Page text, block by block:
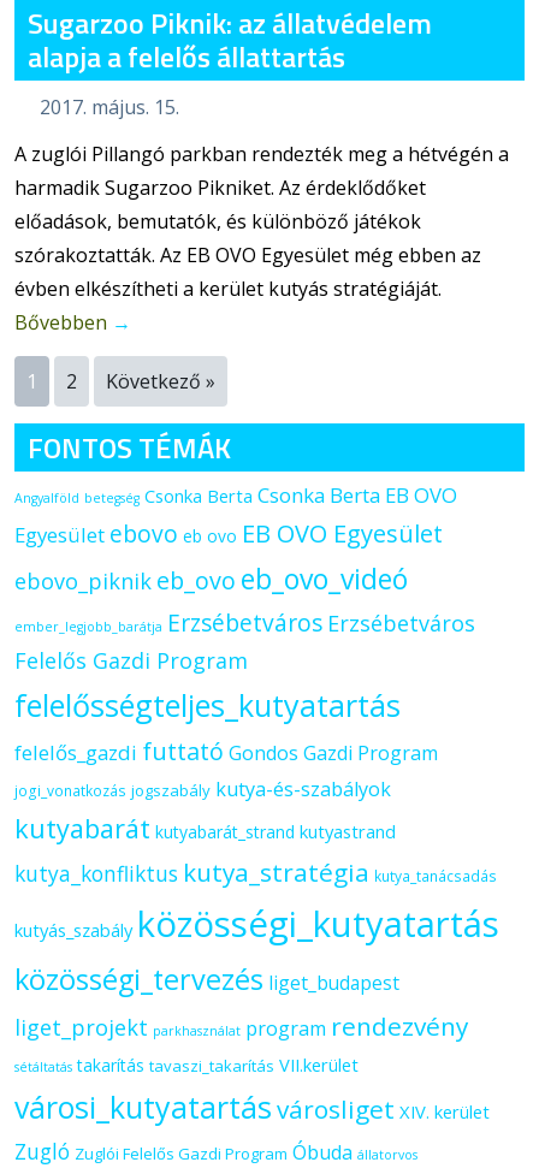
Sugarzoo Piknik: az állatvédelem
alapja a felelős állattartás
2017. május. 15.
A zuglói Pillangó parkban rendezték meg a hétvégén a
harmadik Sugarzoo Pikniket. Az érdeklődőket
előadások, bemutatók, és különböző játékok
szórakoztatták. Az EB OVO Egyesület még ebben az
évben elkészítheti a kerület kutyás stratégiáját.
Bővebben →
1 2 Következő »
FONTOS TÉMÁK
Angyalföld betegség Csonka Berta Csonka Berta EB OVO
Egyesület ebovo eb ovo EB OVO Egyesület
ebovo_piknik eb_ovo eb_ovo_videó
ember_legjobb_barátja Erzsébetváros Erzsébetváros
Felelős Gazdi Program
felelősségteljes_kutyatartás
felelős_gazdi futtató Gondos Gazdi Program
jogi_vonatkozás jogszabály kutya-és-szabályok
kutyabarát kutyabarát_strand kutyastrand
kutya_konfliktus kutya_stratégia kutya_tanácsadás
kutyás_szabály közösségi_kutyatartás
közösségi_tervezés liget_budapest
liget_projekt parkhasználat program rendezvény
sétáltatás takarítás tavaszi_takarítás VII.kerület
városi_kutyatartásvárosliget XIV. kerület
Zugló Zuglói Felelős Gazdi Program Óbuda állatorvos